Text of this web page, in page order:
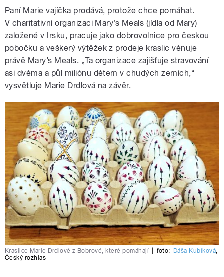
Paní Marie vajíčka prodává, protože chce pomáhat.
V charitativní organizaci Mary’s Meals (jídla od Mary)
založené v Irsku, pracuje jako dobrovolnice pro českou
pobočku a veškerý výtěžek z prodeje kraslic věnuje
právě Mary’s Meals. „Ta organizace zajišťuje stravování
asi dvěma a půl miliónu dětem v chudých zemích,“
vysvětluje Marie Drdlová na závěr.
Kraslice Marie Drdlové z Bobrové, které pomáhají foto: Dáša Kubíková,
Český rozhlas